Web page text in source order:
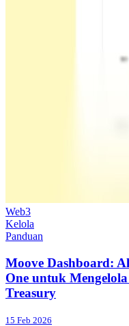
Web3
Kelola
Panduan
Moove Dashboard:
One untuk
Treasury
15 Feb 2026